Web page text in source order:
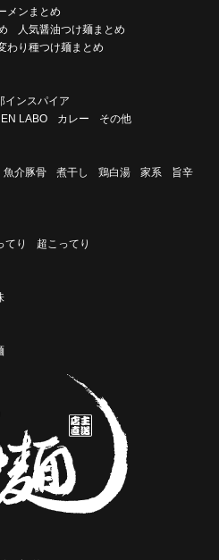
メンまとめ
人気醤油つけ麺まとめ
わり種つけ麺まとめ
インスパイア
LABO カレー その他
魚介豚骨 煮干し 鶏白湯 家系
旨辛
てり 超こってり